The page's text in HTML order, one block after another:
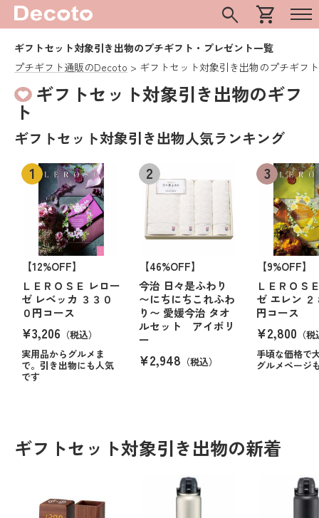
search shopping_cart
ギフトセット対象引き出物のプチギフト・プレゼント一覧
プチギフト通販のDecoto
ギフトセット対象引き出物のプチギフ
ギフトセット対象引き出物のギフ
ト
ギフトセット対象引き出物人気ランキング
【12%OFF】
ＬＥＲＯＳＥ レロー
ゼ レベッカ ３３０
０円コース
¥3,206 （税込）
実用品からグルメま
で。引き出物にも人気
です
【46%OFF】
今治 日々是ふわり
〜にちにちこれふわ
り〜 愛媛今治 タオ
ルセット アイボリ
ー
¥2,948 （税込）
【9%OFF】
ＬＥＲＯＳ
ゼ エレン ２
円コース
¥2,800 （
手頃な価格で
グルメページ
ギフトセット対象引き出物の新着